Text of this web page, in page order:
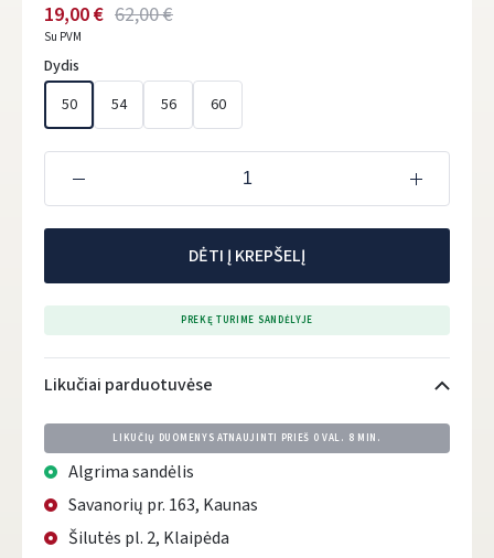
62,00 €
19,00 €
Su PVM
Dydis
50
54 56 60
DĖTI Į KREPŠELĮ
PREKĘ TURIME SANDĖLYJE
Likučiai parduotuvėse
LIKUČIŲ DUOMENYS ATNAUJINTI PRIEŠ 0 VAL. 8 MIN.
Algrima sandėlis
Savanorių pr. 163, Kaunas
Šilutės pl. 2, Klaipėda